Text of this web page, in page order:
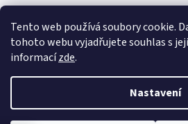
Tento web používá soubory cookie.
tohoto webu vyjadřujete souhlas s
informacízde.
Nastavení
Vytvořil